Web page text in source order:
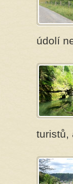
údolí
turistů,